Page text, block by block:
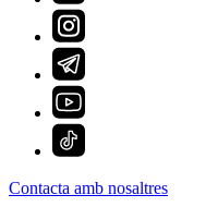
Contacta amb nosaltres